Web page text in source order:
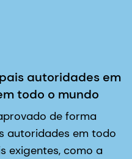
autoridades em
todo o mundo
de forma
autoridades em todo
exigentes, como a